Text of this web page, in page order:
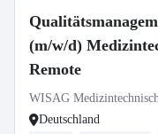
(m/w/d)
Remote
WISAG
Deutschland